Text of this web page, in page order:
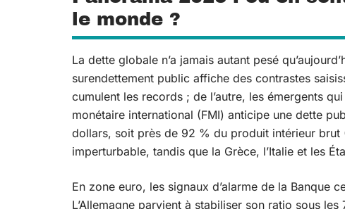
le monde ?
La dette globale n’a jamais autant pesé
surendettement public affiche des contrastes
cumulent les records ; de l’autre, les émergents
monétaire international (FMI) anticipe une dette
dollars, soit près de 92 % du produit intérieur brut
imperturbable, tandis que la Grèce, l’Italie et les
En zone euro, les signaux d’alarme de la Banque
L’Allemagne parvient à stabiliser son ratio sous